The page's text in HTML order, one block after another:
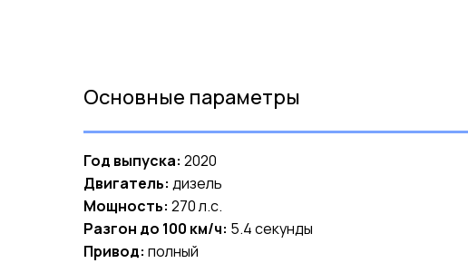
Основные параметры
Год выпуска: 2020
Двигатель: дизель
Мощность: 270 л.с.
Разгон до 100 км/ч: 5.4 секунды
Привод: полный